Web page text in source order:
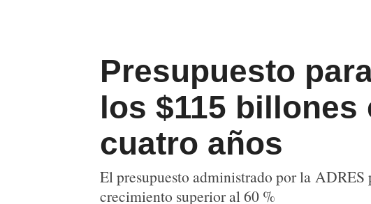
Presupuesto
los $115 billones
cuatro años
El presupuesto administrado por la
crecimiento superior al 60 %